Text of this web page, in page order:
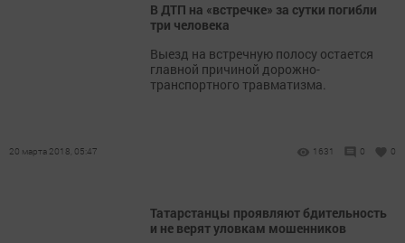
В ДТП на «встречке» за сутки погибли
три человека
Выезд на встречную полосу остается
главной причиной дорожно-
транспортного травматизма.
20 марта 2018, 05:47 1631 0 0
Татарстанцы проявляют бдительность
и не верят уловкам мошенников